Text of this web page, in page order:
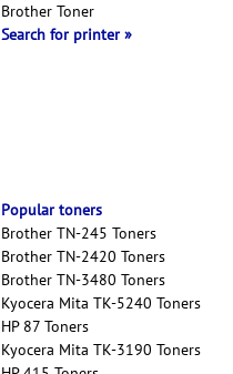
Popular toners
Brother TN-245 Toners
Brother TN-2420 Toners
Brother TN-3480 Toners
Kyocera Mita TK-5240 Toners
HP 87 Toners
Kyocera Mita TK-3190 Toners
Brother Toner
Search for printer